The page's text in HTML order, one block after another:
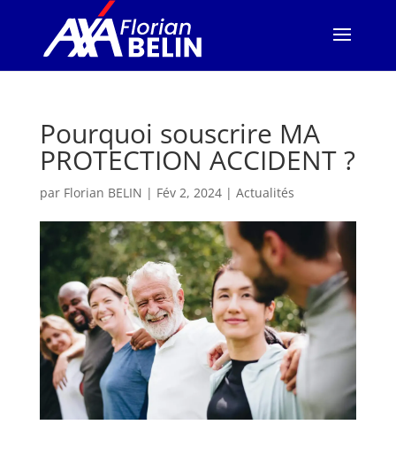
Pourquoi souscrire MA
PROTECTION ACCIDENT ?
par Florian BELIN | Fév 2, 2024| Actualités